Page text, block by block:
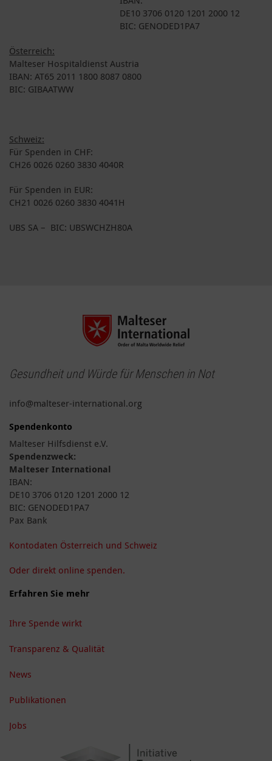
DE10 3706 0120 1201 2000 12
BIC: GENODED1PA7
Österreich:
Malteser Hospitaldienst Austria
IBAN: AT65 2011 1800 8087 0800
BIC: GIBAATWW
Schweiz:
Für Spenden in CHF:
CH26 0026 0260 3830 4040R
Für Spenden in EUR:
CH21 0026 0260 3830 4041H
UBS SA – BIC: UBSWCHZH80A
Gesundheit und Würde für Menschen in Not
info@malteser-international.org
Spendenkonto
Malteser Hilfsdienst e.V.
Spendenzweck:
Malteser International
IBAN:
DE10 3706 0120 1201 2000 12
BIC: GENODED1PA7
Pax Bank
Kontodaten Österreich und Schweiz
Oder direkt online spenden.
Erfahren Sie mehr
Ihre Spende wirkt
Transparenz & Qualität
News
Publikationen
Jobs